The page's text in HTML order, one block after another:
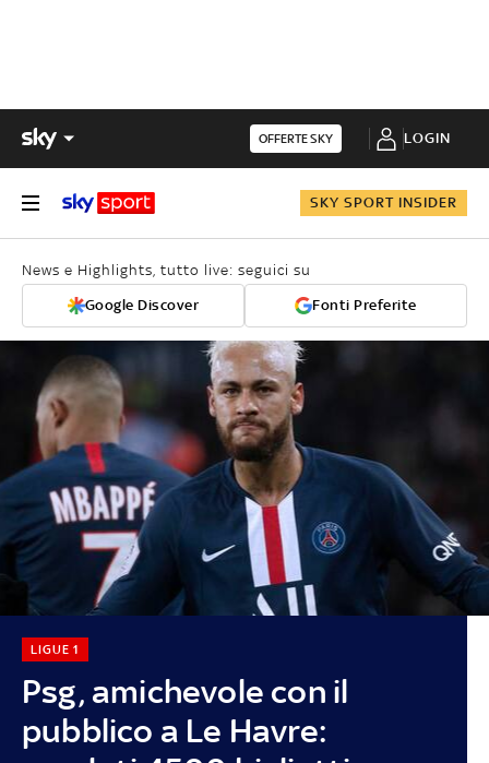
OFFERTE SKY LOGIN
SKY SPORT INSIDER
News e Highlights, tutto live: seguici su
Google Discover Fonti Preferite
Psg, amichevole con il
pubblico a Le Havre:
LIGUE 1